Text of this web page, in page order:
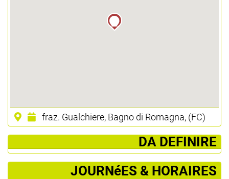
fraz. Gualchiere, Bagno di Romagna, (FC)
­ DA DEFINIRE
JOURNéES & HORAIRES